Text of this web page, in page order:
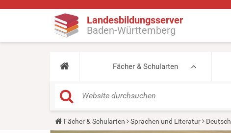
Landesbildungsserver
Baden-Württemberg
Fächer & Schularten
Y
o
Fächer & Schularten Sprachen und Literatur Deutsch